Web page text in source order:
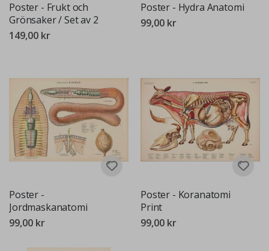
Poster - Frukt och
Grönsaker / Set av 2
149,00 kr
Poster - Hydra Anatomi
99,00 kr
Poster -
Jordmaskanatomi
99,00 kr
Poster - Koranatomi
Print
99,00 kr